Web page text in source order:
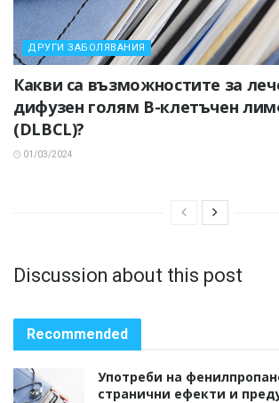
ДРУГИ ЗАБОЛЯВАНИЯ
Какви са възможностите за
дифузен голям В-клетъчен
(DLBCL)?
01/03/2024
Discussion about this post
Recommended
Употреби на
странични ефекти и